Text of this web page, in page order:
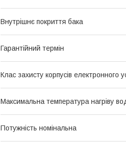
Внутрішнє покриття бака
Гарантійний термін
Клас захисту корпусів електронного
Максимальна температура нагріву
Потужність номінальна